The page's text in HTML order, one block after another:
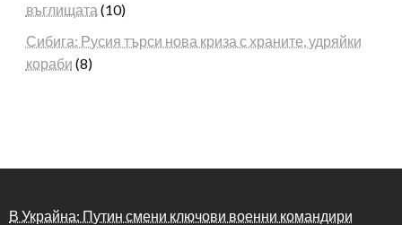
въглищата (10)
Сибига: Русия търси нова криза с храните, удряйки
кораби (8)
В Украйна: Путин смени ключови военни командири